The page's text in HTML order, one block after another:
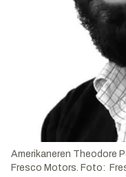
Amerikaneren Theodore
Fresco Motors. Foto: